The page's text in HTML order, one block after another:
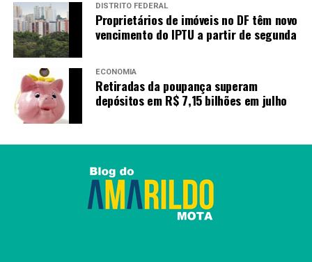
Amarildo Mota
DISTRITO FEDERAL
Proprietários de imóveis no DF têm novo
vencimento do IPTU a partir de segunda
ECONOMIA
Retiradas da poupança superam
depósitos em R$ 7,15 bilhões em julho